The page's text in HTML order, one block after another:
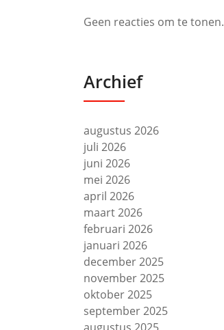
Geen reacties om te tonen.
Archief
augustus 2026
juli 2026
juni 2026
mei 2026
april 2026
maart 2026
februari 2026
januari 2026
december 2025
november 2025
oktober 2025
september 2025